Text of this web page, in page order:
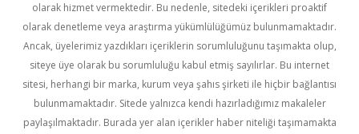
olarak hizmet vermektedir. Bu nedenle, sitedeki içerikleri proaktif
olarak denetleme veya araştırma yükümlülüğümüz bulunmamaktadır.
Ancak, üyelerimiz yazdıkları içeriklerin sorumluluğunu taşımakta olup,
siteye üye olarak bu sorumluluğu kabul etmiş sayılırlar. Bu internet
sitesi, herhangi bir marka, kurum veya şahıs şirketi ile hiçbir bağlantısı
bulunmamaktadır. Sitede yalnızca kendi hazırladığımız makaleler
paylaşılmaktadır. Burada yer alan içerikler haber niteliği taşımamakta